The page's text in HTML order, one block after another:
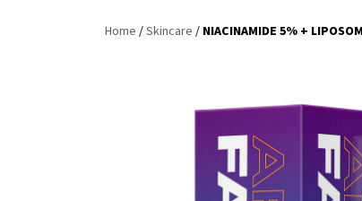
Home /Skincare / NIACINAMIDE 5% +